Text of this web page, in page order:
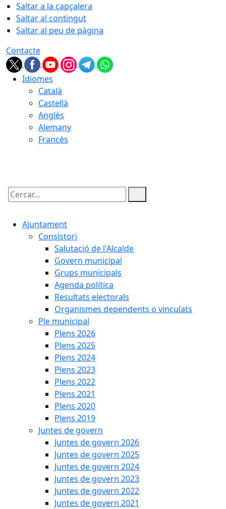
Saltar a la capçalera
Saltar al contingut
Saltar al peu de pàgina
Contacte
Idiomes
Català
Castellà
Anglès
Alemany
Francès
Cercar:
Ajuntament
Consistori
Salutació de l'Alcalde
Govern municipal
Grups municipals
Agenda política
Resultats electorals
Organismes dependents o vinculats
Ple municipal
Plens 2026
Plens 2025
Plens 2024
Plens 2023
Plens 2022
Plens 2021
Plens 2020
Plens 2019
Juntes de govern
Juntes de govern 2026
Juntes de govern 2025
Juntes de govern 2024
Juntes de govern 2023
Juntes de govern 2022
Juntes de govern 2021